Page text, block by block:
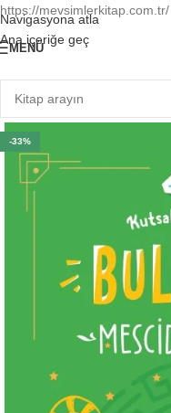
https://mevsimlerkitap.com.tr/
Navigasyona atla
Ana içeriğe geç
MENÜ
-33%